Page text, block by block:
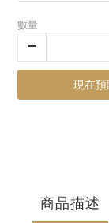
數量
現在預
商品描述